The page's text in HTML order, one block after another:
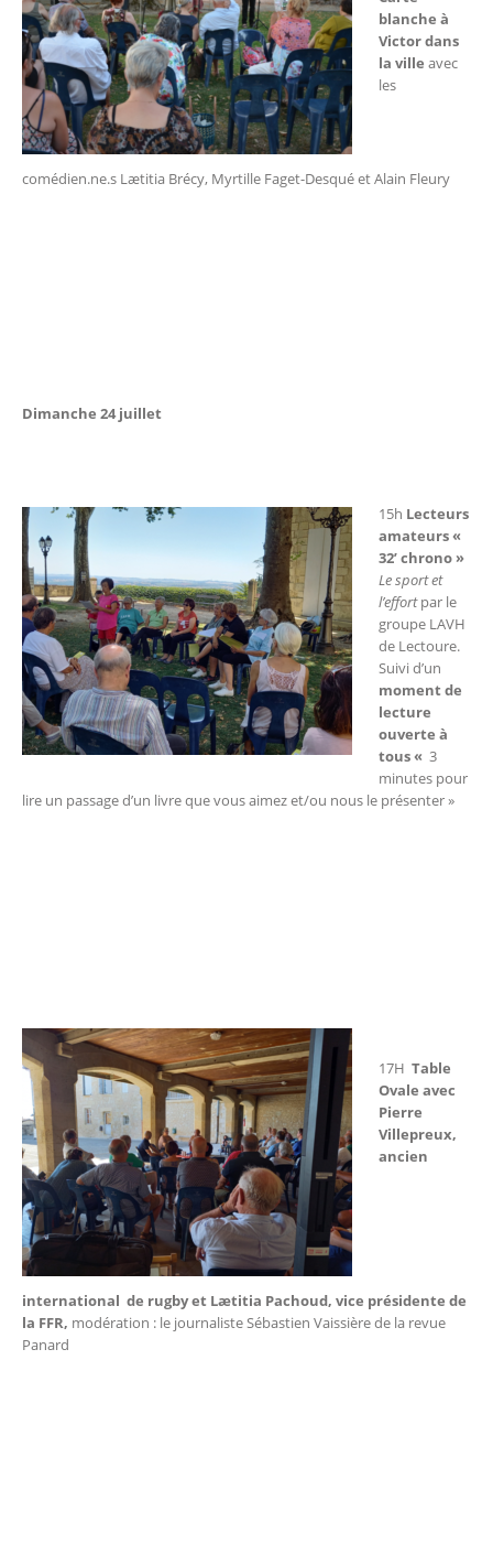
blanche à
Victor dans
la ville avec
les
comédien.ne.s Lætitia Brécy, Myrtille Faget-Desqué et Alain Fleury
Dimanche 24 juillet
15h Lecteurs
amateurs «
32’ chrono »
Le sport et
l’effortpar le
groupe LAVH
de Lectoure.
Suivi d’un
moment de
lecture
ouverte à
tous « 3
minutes pour
lire un passage d’un livre que vous aimez et/ou nous le présenter »
17H Table
Ovale avec
Pierre
Villepreux,
ancien
international de rugby et Lætitia Pachoud, vice présidente de
la FFR, modération : le journaliste Sébastien Vaissière de la revue
Panard